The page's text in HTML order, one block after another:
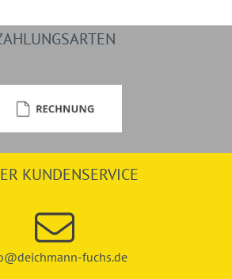
KUNDENSERVICE
fuchs.de